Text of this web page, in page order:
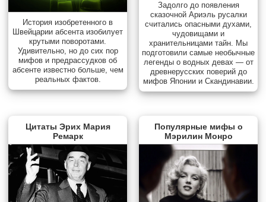
История изобретенного в
Швейцарии абсента изобилует
крутыми поворотами.
Удивительно, но до сих пор
мифов и предрассудков об
абсенте известно больше, чем
реальных фактов.
Задолго до появления
сказочной Ариэль русалки
считались опасными духами,
чудовищами и
хранительницами тайн. Мы
подготовили самые необычные
легенды о водных девах — от
древнерусских поверий до
мифов Японии и Скандинавии.
Цитаты Эрих Мария
Ремарк
Популярные мифы о
Мэрилин Монро